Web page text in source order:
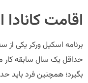
اقامت
برنامه اسکیل ورکر یکی